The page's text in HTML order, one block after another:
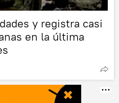
y registra casi
en la última